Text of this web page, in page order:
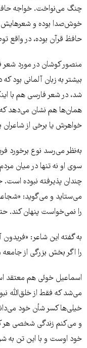
چنگ می‌نواخت. خواجه
خوش‌صدا بوده و شعر‌هایش
حافظ قرآن بوده، در واقع
منصور کوشان در مورد شعر
بیشتر به زبان آلمانی بود
شد، در شعر فارسی هم با
همان‌ها هم نشان می‌دهد که
خواهرش یا برخی از شاعران
به‌نظر می‌رسد نوع برخورد
سوی او نه تنها در میان
چندان پذیرفته نبوده
می‌ستاید و می‌گوید:
را نمی‌خواست پنهان کند.
به گفته این شاعر:
را اگر بخش بزرگی از
اسماعیل خوئی هم معتقد
می‌شد که فقط از خلق‌الله
خیلی‌ها کسر شأن خود
و می‌کنم زندگی شخصی هر
خود اوست و با این تن به